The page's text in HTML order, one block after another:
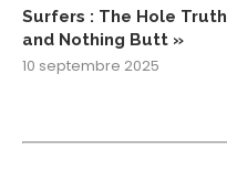
Surfers : The Hole Truth
and Nothing Butt »
10 septembre 2025